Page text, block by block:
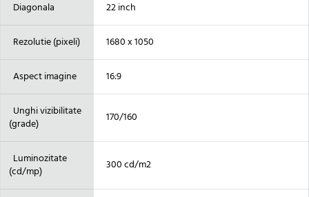
Diagonala 22 inch
Rezolutie (pixeli) 1680 x 1050
Aspect imagine 16:9
Unghi vizibilitate
(grade)
170/160
Luminozitate
(cd/mp)
300 cd/m2